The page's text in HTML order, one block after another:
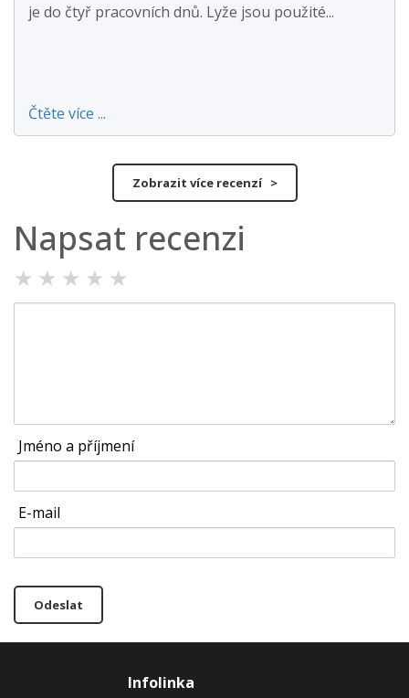
je do čtyř pracovních dnů. Lyže jsou použité...
Čtěte více ...
Zobrazit více recenzí >
Napsat recenzi
★ ★ ★ ★ ★
Jméno a příjmení
E-mail
Odeslat
Infolinka